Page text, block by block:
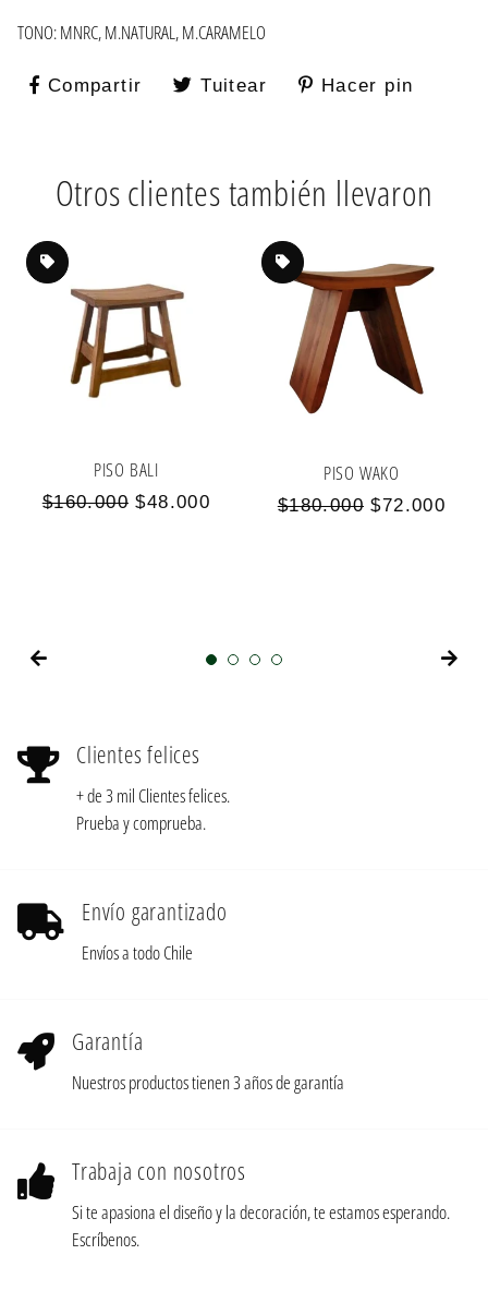
TONO: MNRC, M.NATURAL, M.CARAMELO
Compartir Compartir
Tuitear TuitearHacer pin
Otros clientes también llevaron
PISO BALI
Precio
$160.000 Precio
$48.000
PISO WAKO
Precio
$180.000 Precio
$72.000
Clientes felices
+ de 3 mil Clientes felices.
Prueba y comprueba.
Envío garantizado
Envíos a todo Chile
Garantía
Nuestros productos tienen 3 años de garantía
Trabaja con nosotros
Si te apasiona el diseño y la decoración, te estamos esperando.
Escríbenos.